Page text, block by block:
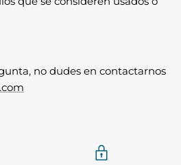
no dudes en contactarnos